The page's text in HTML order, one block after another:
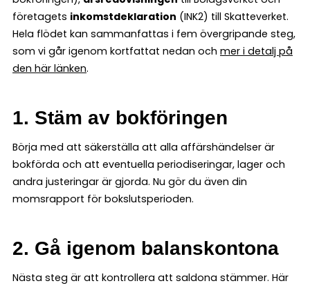
företagets inkomstdeklaration (INK2) till Skatteverket.
Hela flödet kan sammanfattas i fem övergripande steg,
som vi går igenom kortfattat nedan och mer i detalj på
den här länken.
1. Stäm av bokföringen
Börja med att säkerställa att alla affärshändelser är
bokförda och att eventuella periodiseringar, lager och
andra justeringar är gjorda. Nu gör du även din
momsrapport för bokslutsperioden.
2. Gå igenom balanskontona
Nästa steg är att kontrollera att saldona stämmer. Här